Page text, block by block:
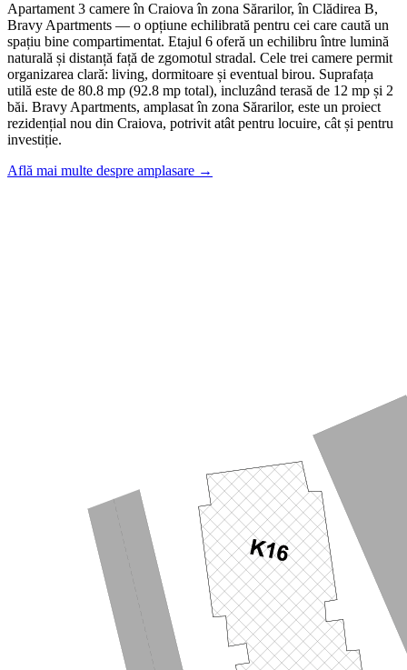
Apartament 3 camere în Craiova în zona Sărarilor, în Clădirea B,
Bravy Apartments — o opțiune echilibrată pentru cei care caută un
spațiu bine compartimentat. Etajul 6 oferă un echilibru între lumină
naturală și distanță față de zgomotul stradal. Cele trei camere permit
organizarea clară: living, dormitoare și eventual birou. Suprafața
utilă este de 80.8 mp (92.8 mp total), incluzând terasă de 12 mp și 2
băi. Bravy Apartments, amplasat în zona Sărarilor, este un proiect
rezidențial nou din Craiova, potrivit atât pentru locuire, cât și pentru
investiție.
Află mai multe despre amplasare →